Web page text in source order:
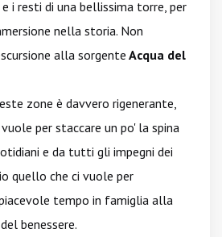
i resti di una bellissima torre, per
nella storia. Non
alla sorgente Acqua del
zone è davvero rigenerante,
per staccare un po' la spina
e da tutti gli impegni dei
quello che ci vuole per
tempo in famiglia alla
benessere.